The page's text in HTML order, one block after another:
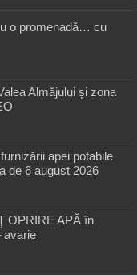
o promenadă… cu
Almăjului și zona
apei potabile
de 6 august 2026
OPRIRE APĂ în
avarie